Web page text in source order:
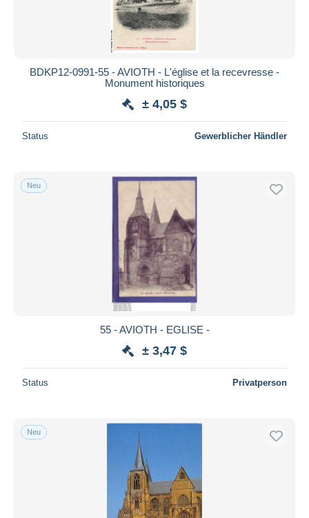
BDKP12-0991-55 - AVIOTH - L'église et la recevresse -
Monument historiques
± 4,05 $
Status Gewerblicher Händler
Neu
55 - AVIOTH - EGLISE -
± 3,47 $
Status Privatperson
Neu